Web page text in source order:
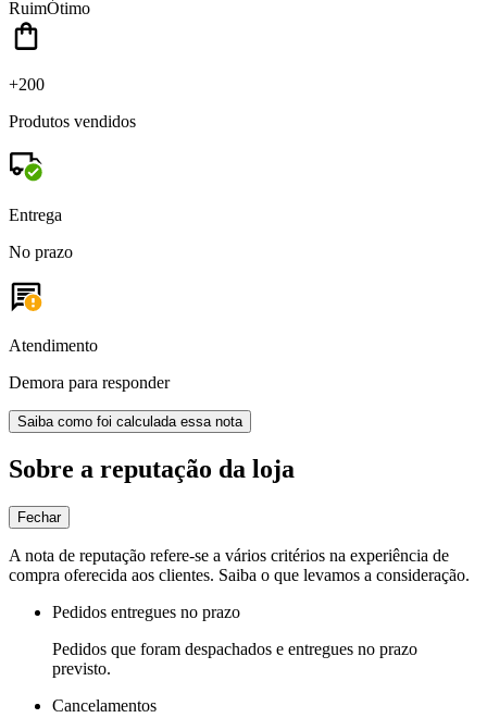
RuimÓtimo
+200
Produtos vendidos
Entrega
No prazo
Atendimento
Demora para responder
Saiba como foi calculada essa nota
Sobre a reputação da loja
Fechar
A nota de reputação refere-se a vários critérios na experiência de
compra oferecida aos clientes. Saiba o que levamos a consideração.
Pedidos entregues no prazo
Pedidos que foram despachados e entregues no prazo
previsto.
Cancelamentos